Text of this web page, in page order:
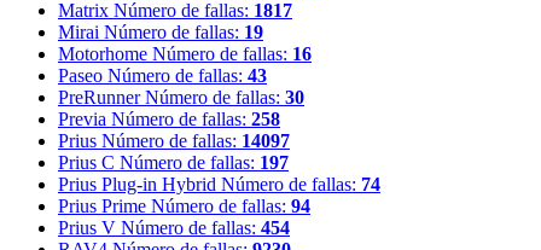
Matrix Número de fallas: 1817
Mirai Número de fallas: 19
Motorhome Número de fallas: 16
Paseo Número de fallas: 43
PreRunner Número de fallas: 30
Previa Número de fallas: 258
Prius Número de fallas: 14097
Prius C Número de fallas: 197
Prius Plug-in Hybrid Número de fallas: 74
Prius Prime Número de fallas: 94
Prius V Número de fallas: 454